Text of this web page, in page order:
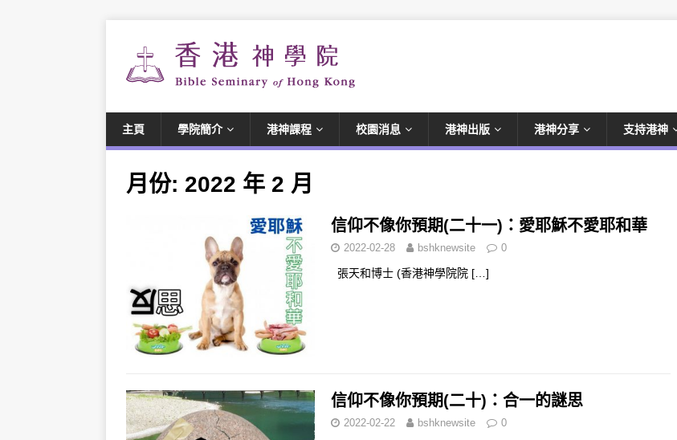
主頁 學院簡介 港神課程 校園消息 港神出版 港神分享 支持港神
月份: 2022 年 2 月
信仰不像你預期(二十一)：愛耶穌不愛耶和華
2022-02-28 bshknewsite 0
張天和博士 (香港神學院院 […]
信仰不像你預期(二十)：合一的謎思
2022-02-22 bshknewsite 0